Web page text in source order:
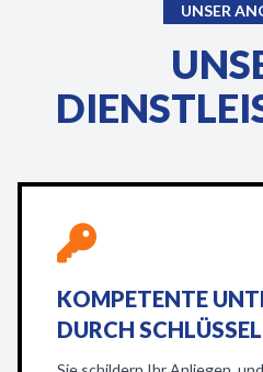
UNSER
KOMPETENTE
DURCH